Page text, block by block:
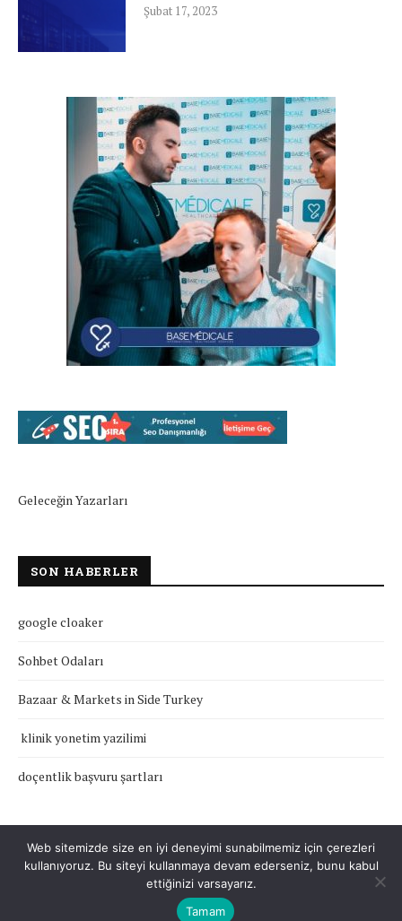
Şubat 17, 2023
Geleceğin Yazarları
SON HABERLER
google cloaker
Sohbet Odaları
Bazaar & Markets in Side Turkey
klinik yonetim yazilimi
doçentlik başvuru şartları
Gizlilik Politikası Hakkımızda
Tüm Hakları Saklıdır © 2022
Web sitemizde size en iyi deneyimi sunabilmemiz için çerezleri
kullanıyoruz. Bu siteyi kullanmaya devam ederseniz, bunu kabul
ettiğinizi varsayarız.
Tamam